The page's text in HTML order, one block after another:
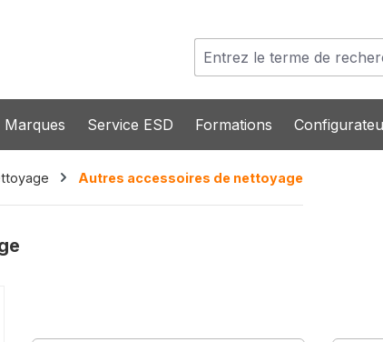
Marques Service ESD Formations
Autres accessoires de nettoyage